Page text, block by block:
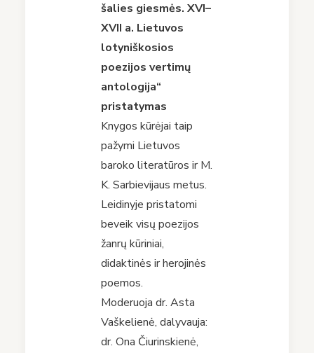
šalies giesmės. XVI–
XVII a. Lietuvos
lotyniškosios
poezijos vertimų
antologija“
pristatymas
Knygos kūrėjai taip
pažymi Lietuvos
baroko literatūros ir M.
K. Sarbievijaus metus.
Leidinyje pristatomi
beveik visų poezijos
žanrų kūriniai,
didaktinės ir herojinės
poemos.
Moderuoja dr. Asta
Vaškelienė, dalyvauja:
dr. Ona Čiurinskienė,